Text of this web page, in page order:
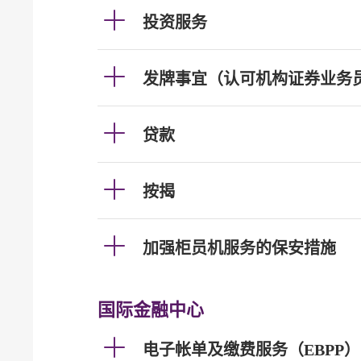
投资服务
发牌事宜（认可机构证券业务
贷款
按揭
加强柜员机服务的保安措施
国际金融中心
电子帐单及缴费服务（EBPP）